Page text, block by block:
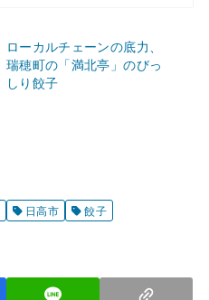
ローカルチェーンの底力、
瑞穂町の「満北亭」のびっ
しり餃子
日高市 餃子